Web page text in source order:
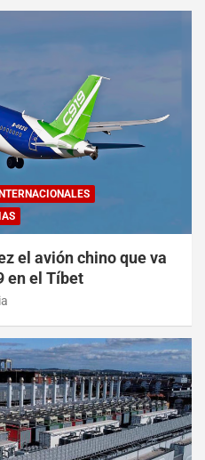
INTERNACIONALES
el avión chino que va
en el Tíbet